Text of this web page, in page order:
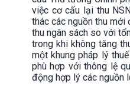
việc cơ cấu lại thu
thác các nguồn thu
thu ngân sách so với
trong khi không tăng
một khung pháp lý
phù hợp với thông lệ
động hợp lý các nguồn